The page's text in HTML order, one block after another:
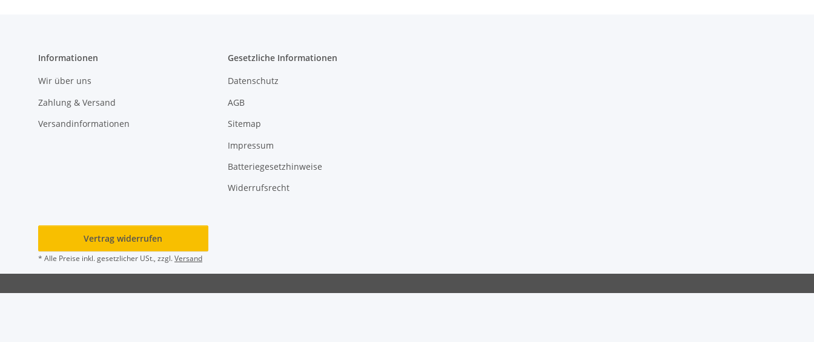
Informationen
Wir über uns
Zahlung & Versand
Versandinformationen
Gesetzliche Informationen
Datenschutz
AGB
Sitemap
Impressum
Batteriegesetzhinweise
Widerrufsrecht
Vertrag widerrufen
* Alle Preise inkl. gesetzlicher USt., zzgl.Versand